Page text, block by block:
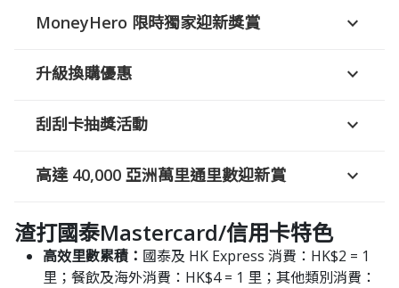
MoneyHero 限時獨家迎新獎賞 expand_more
升級換購優惠 expand_more
刮刮卡抽獎活動 expand_more
高達 40,000 亞洲萬里通里數迎新賞 expand_more
渣打國泰Mastercard/信用卡特色
高效里數累積： 國泰及 HK Express 消費：HK$2 = 1
里；餐飲及海外消費：HK$4 = 1 里；其他類別消費：